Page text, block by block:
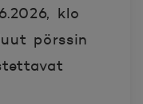
klo
pörssin